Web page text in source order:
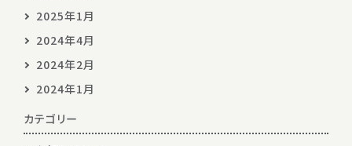
2025年1月
2024年4月
2024年2月
2024年1月
カテゴリー